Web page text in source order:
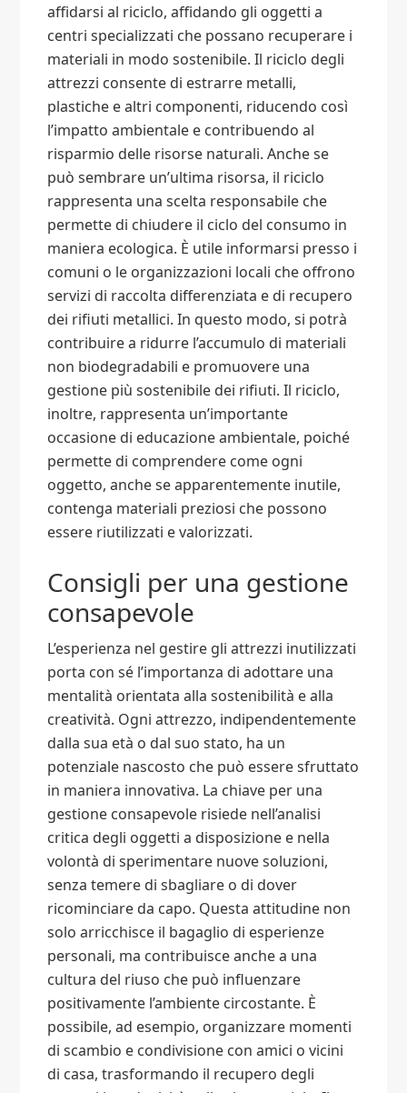
affidarsi al riciclo, affidando gli oggetti a
centri specializzati che possano recuperare i
materiali in modo sostenibile. Il riciclo degli
attrezzi consente di estrarre metalli,
plastiche e altri componenti, riducendo così
l’impatto ambientale e contribuendo al
risparmio delle risorse naturali. Anche se
può sembrare un’ultima risorsa, il riciclo
rappresenta una scelta responsabile che
permette di chiudere il ciclo del consumo in
maniera ecologica. È utile informarsi presso i
comuni o le organizzazioni locali che offrono
servizi di raccolta differenziata e di recupero
dei rifiuti metallici. In questo modo, si potrà
contribuire a ridurre l’accumulo di materiali
non biodegradabili e promuovere una
gestione più sostenibile dei rifiuti. Il riciclo,
inoltre, rappresenta un’importante
occasione di educazione ambientale, poiché
permette di comprendere come ogni
oggetto, anche se apparentemente inutile,
contenga materiali preziosi che possono
essere riutilizzati e valorizzati.
Consigli per una gestione
consapevole
L’esperienza nel gestire gli attrezzi inutilizzati
porta con sé l’importanza di adottare una
mentalità orientata alla sostenibilità e alla
creatività. Ogni attrezzo, indipendentemente
dalla sua età o dal suo stato, ha un
potenziale nascosto che può essere sfruttato
in maniera innovativa. La chiave per una
gestione consapevole risiede nell’analisi
critica degli oggetti a disposizione e nella
volontà di sperimentare nuove soluzioni,
senza temere di sbagliare o di dover
ricominciare da capo. Questa attitudine non
solo arricchisce il bagaglio di esperienze
personali, ma contribuisce anche a una
cultura del riuso che può influenzare
positivamente l’ambiente circostante. È
possibile, ad esempio, organizzare momenti
di scambio e condivisione con amici o vicini
di casa, trasformando il recupero degli